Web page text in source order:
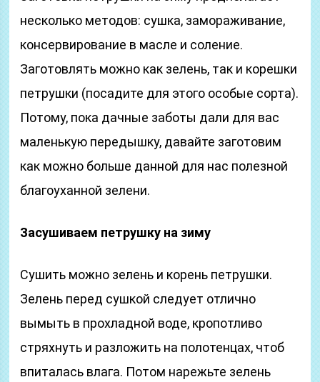
несколько методов: сушка, замораживание,
консервирование в масле и соление.
Заготовлять можно как зелень, так и корешки
петрушки (посадите для этого особые сорта).
Потому, пока дачные заботы дали для вас
маленькую передышку, давайте заготовим
как можно больше данной для нас полезной
благоуханной зелени.
Засушиваем петрушку на зиму
Сушить можно зелень и корень петрушки.
Зелень перед сушкой следует отлично
вымыть в прохладной воде, кропотливо
стряхнуть и разложить на полотенцах, чтоб
впиталась влага. Потом нарежьте зелень